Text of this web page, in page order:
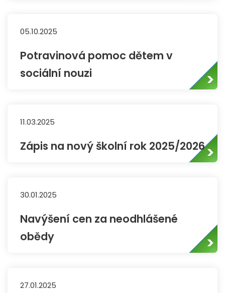
05.10.2025
Potravinová pomoc dětem v
sociální nouzi
11.03.2025
Zápis na nový školní rok 2025/2026
30.01.2025
Navýšení cen za neodhlášené
obědy
27.01.2025